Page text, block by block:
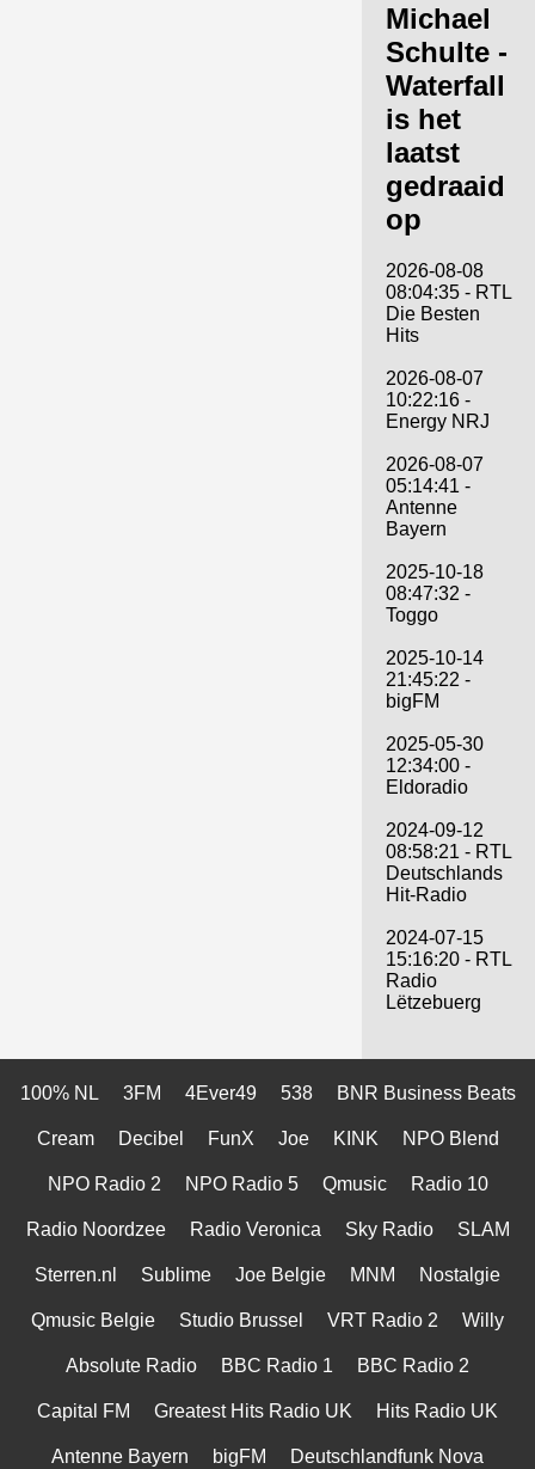
Michael
Schulte -
Waterfall
is het
laatst
gedraaid
op
2026-08-08
08:04:35 - RTL
Die Besten
Hits
2026-08-07
10:22:16 -
Energy NRJ
2026-08-07
05:14:41 -
Antenne
Bayern
2025-10-18
08:47:32 -
Toggo
2025-10-14
21:45:22 -
bigFM
2025-05-30
12:34:00 -
Eldoradio
2024-09-12
08:58:21 - RTL
Deutschlands
Hit-Radio
2024-07-15
15:16:20 - RTL
Radio
Lëtzebuerg
100% NL 3FM 4Ever49 538 BNR Business Beats
Cream Decibel FunX Joe KINK NPO Blend
NPO Radio 2 NPO Radio 5 Qmusic Radio 10
Radio Noordzee Radio Veronica Sky Radio SLAM
Sterren.nl Sublime Joe Belgie MNM Nostalgie
Qmusic Belgie Studio Brussel VRT Radio 2 Willy
Absolute Radio BBC Radio 1 BBC Radio 2
Capital FM Greatest Hits Radio UK Hits Radio UK
Antenne Bayern bigFM Deutschlandfunk Nova